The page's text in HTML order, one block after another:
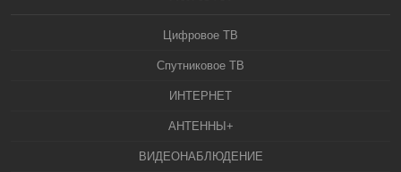
Цифровое ТВ
Спутниковое ТВ
ИНТЕРНЕТ
АНТЕННЫ+
ВИДЕОНАБЛЮДЕНИЕ